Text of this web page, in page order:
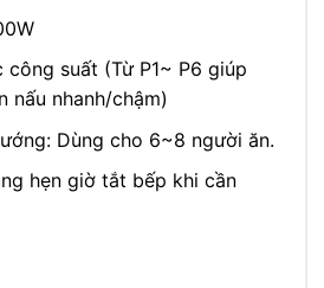
công suất (Từ P1~ P6 giúp
nấu nhanh/chậm)
Dùng cho 6~8 người ăn.
hẹn giờ tắt bếp khi cần